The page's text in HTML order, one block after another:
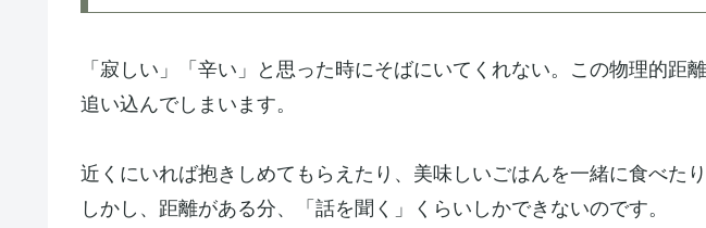
「寂しい」「辛い」と思った時にそばにいてくれない。この物理的距
追い込んでしまいます。
近くにいれば抱きしめてもらえたり、美味しいごはんを一緒に食べた
しかし、距離がある分、「話を聞く」くらいしかできないのです。